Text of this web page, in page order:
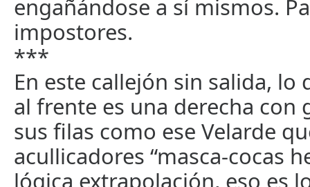
engañándose a sí mismos.
impostores.
***
En este callejón sin salida, lo
al frente es una derecha con
sus filas como ese Velarde
acullicadores “masca-cocas
lógica extrapolación, eso es